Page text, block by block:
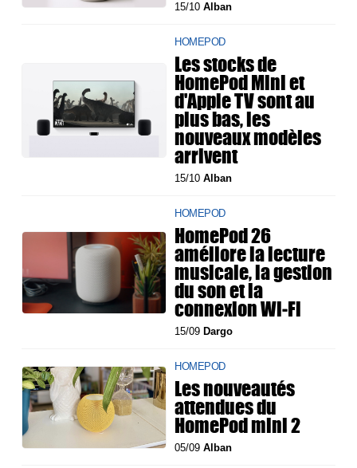
15/10Alban
HOMEPOD
Les stocks de
HomePod Mini et
d'Apple TV sont au
plus bas, les
nouveaux modèles
arrivent
15/10Alban
HOMEPOD
HomePod 26
améliore la lecture
musicale, la gestion
du son et la
connexion Wi‑Fi
15/09 Dargo
HOMEPOD
Les nouveautés
attendues du
HomePod mini 2
05/09Alban